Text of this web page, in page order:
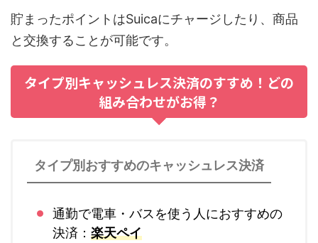
貯まったポイントはSuicaにチャージしたり、商品
と交換することが可能です。
タイプ別キャッシュレス決済のすすめ！どの
組み合わせがお得？
タイプ別おすすめのキャッシュレス決済
通勤で電車・バスを使う人におすすめの
決済： 楽天ペイ